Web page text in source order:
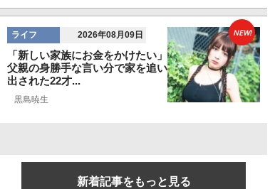
ライフ 2026年08月09日
「新しい家族にお金をかけたい」
父親の身勝手な言い分で家を追い
出された22才...
黒島暁生
NEW!
新着記事をもっと見る